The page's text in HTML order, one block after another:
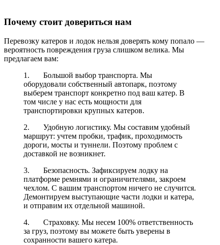
Почему стоит довериться нам
Перевозку катеров и лодок нельзя доверять кому попало —
вероятность повреждения груза слишком велика. Мы
предлагаем вам:
1. Большой выбор транспорта. Мы
оборудовали собственный автопарк, поэтому
выберем транспорт конкретно под ваш катер. В
том числе у нас есть мощности для
транспортировки крупных катеров.
2. Удобную логистику. Мы составим удобный
маршрут: учтем пробки, трафик, проходимость
дороги, мосты и туннели. Поэтому проблем с
доставкой не возникнет.
3. Безопасность. Зафиксируем лодку на
платформе ремнями и ограничителями, закроем
чехлом. С вашим транспортом ничего не случится.
Демонтируем выступающие части лодки и катера,
и отправим их отдельной машиной.
4. Страховку. Мы несем 100% ответственность
за груз, поэтому вы можете быть уверены в
сохранности вашего катера.